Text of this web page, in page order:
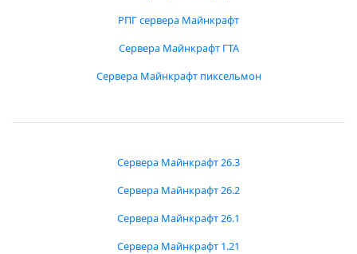
РПГ сервера Майнкрафт
Сервера Майнкрафт ГТА
Сервера Майнкрафт пиксельмон
Сервера Майнкрафт 26.3
Сервера Майнкрафт 26.2
Сервера Майнкрафт 26.1
Сервера Майнкрафт 1.21